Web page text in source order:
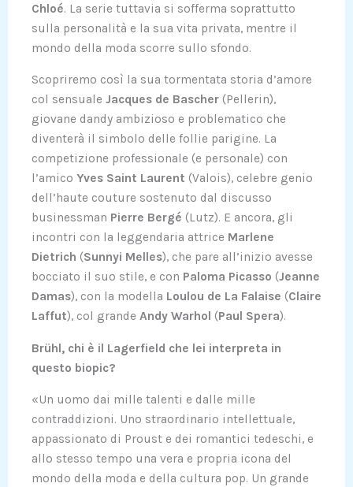
Chloé. La serie tuttavia si sofferma soprattutto
sulla personalità e la sua vita privata, mentre il
mondo della moda scorre sullo sfondo.
Scopriremo così la sua tormentata storia d’amore
col sensuale Jacques de Bascher (Pellerin),
giovane dandy ambizioso e problematico che
diventerà il simbolo delle follie parigine. La
competizione professionale (e personale) con
l’amico Yves Saint Laurent (Valois), celebre genio
dell’haute couture sostenuto dal discusso
businessman Pierre Bergé (Lutz). E ancora, gli
incontri con la leggendaria attrice Marlene
Dietrich (Sunnyi Melles), che pare all’inizio avesse
bocciato il suo stile, e con Paloma Picasso (Jeanne
Damas), con la modella Loulou de La Falaise (Claire
Laffut), col grande Andy Warhol (Paul Spera).
Brühl, chi è il Lagerfield che lei interpreta in
questo biopic?
«Un uomo dai mille talenti e dalle mille
contraddizioni. Uno straordinario intellettuale,
appassionato di Proust e dei romantici tedeschi, e
allo stesso tempo una vera e propria icona del
mondo della moda e della cultura pop. Un grande